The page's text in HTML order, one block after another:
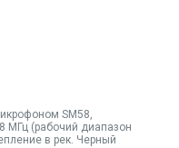
SM58,
МГц (рабочий диапазон
в рек. Черный